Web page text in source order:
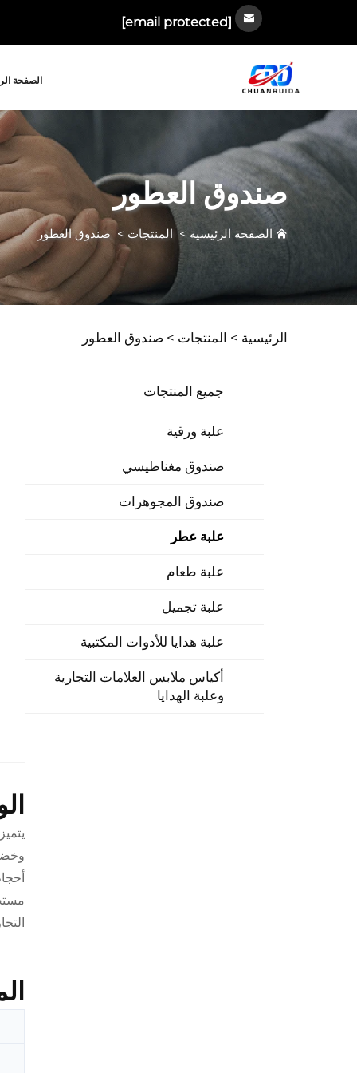
[email protected]
الصفحة
صندوق العطور
الصفحة الرئيسية > المنتجات > صندوق العطور
الرئيسية > المنتجات > صندوق العطور
جميع المنتجات
علبة ورقية
صندوق مغناطيسي
صندوق المجوهرات
علبة عطر
علبة طعام
علبة تجميل
علبة هدايا للأدوات المكتبية
أكياس ملابس العلامات التجارية
وعلبة الهدايا